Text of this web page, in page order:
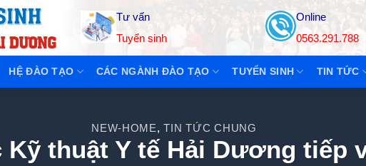
Tư vấn
Tuyển sinh
Online
0563.291.788
HỆ ĐÀO TẠO CÁC NGÀNH ĐÀO TẠO TUYỂN SINH TIN TỨC
NEW-HOME,TIN TỨC CHUNG
thuật Y tế Hải Dương tiếp